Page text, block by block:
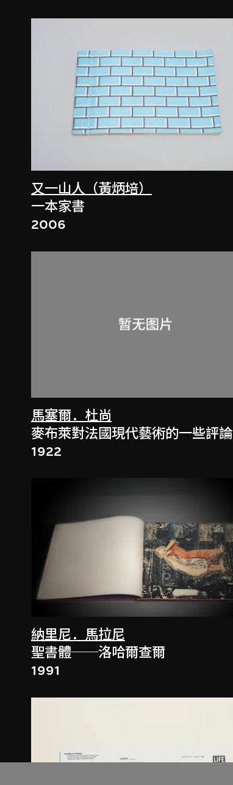
又一山人（黃炳培）
一本家書
2006
馬塞爾．杜尚
麥布萊對法國現代藝術的一些評論
1922
納里尼．馬拉尼
聖書體──洛哈爾查爾
1991